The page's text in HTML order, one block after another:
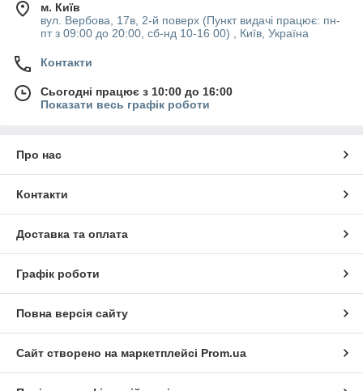
м. Київ
вул. Вербова, 17в, 2-й поверх (Пункт видачі працює: пн-
пт з 09:00 до 20:00, сб-нд 10-16 00) , Київ, Україна
Контакти
Сьогодні працює з 10:00 до 16:00
Показати весь графік роботи
Про нас
Контакти
Доставка та оплата
Графік роботи
Повна версія сайту
Сайт створено на маркетплейсі Prom.ua